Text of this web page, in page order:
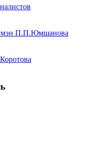
П.П.Юмшанова